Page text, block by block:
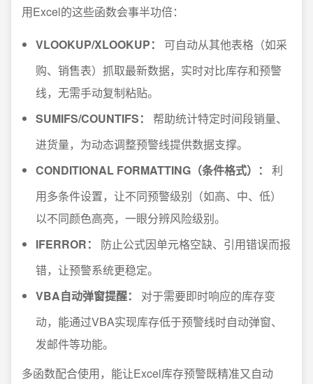
用Excel的这些函数会事半功倍：
VLOOKUP/XLOOKUP：
可自动从其他表格（如采
购、销售表）抓取最新数据，实时对比库存和预警
线，无需手动复制粘贴。
SUMIFS/COUNTIFS：
帮助统计特定时间段销量、
进货量，为动态调整预警线提供数据支撑。
CONDITIONAL FORMATTING（条件格式）：
利
用多条件设置，让不同预警级别（如高、中、低）
以不同颜色高亮，一眼分辨风险级别。
IFERROR：
防止公式因单元格空缺、引用错误而报
错，让预警系统更稳定。
VBA自动弹窗提醒：
对于需要即时响应的库存变
动，能通过VBA实现库存低于预警线时自动弹窗、
发邮件等功能。
多函数配合使用，能让Excel库存预警既精准又自动